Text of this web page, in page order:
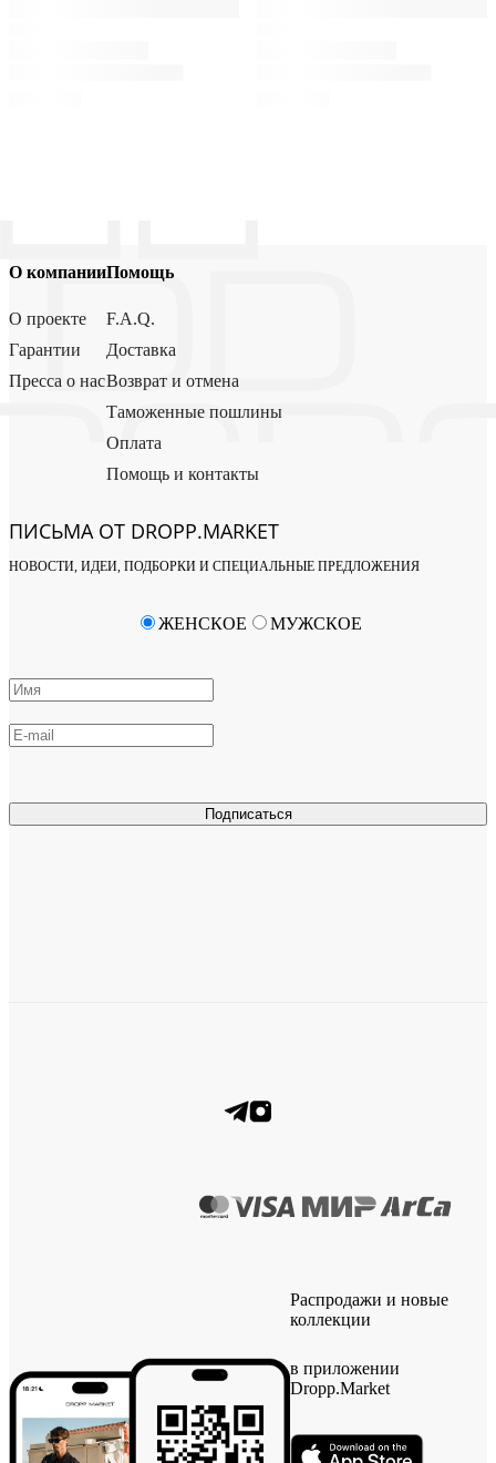
О компании
О проекте
Гарантии
Пресса о нас
Помощь
F.A.Q.
Доставка
Возврат и отмена
Таможенные пошлины
Оплата
Помощь и контакты
ПИСЬМА ОТ DROPP.MARKET
НОВОСТИ, ИДЕИ, ПОДБОРКИ И СПЕЦИАЛЬНЫЕ ПРЕДЛОЖЕНИЯ
Подписаться
ЖЕНСКОЕ МУЖСКОЕ
Распродажи и новые
коллекции
в приложении
Dropp.Market